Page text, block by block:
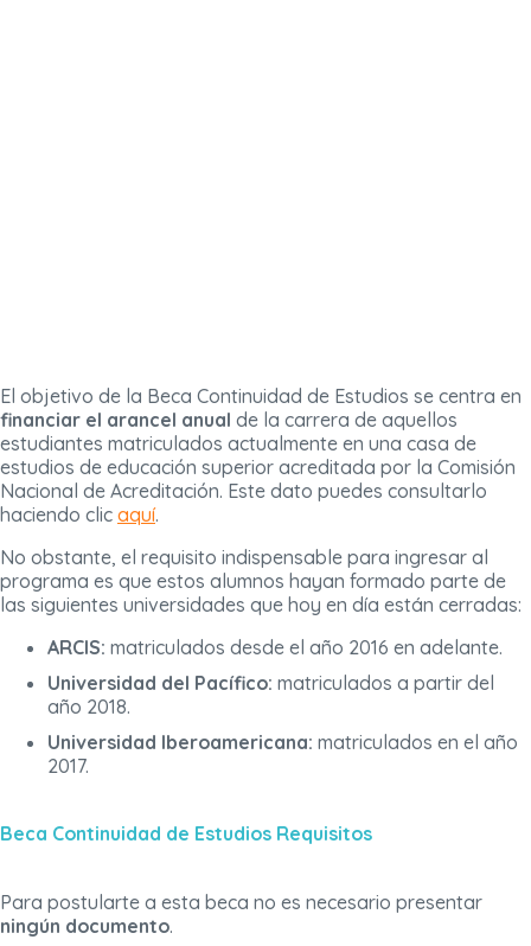
El objetivo de la Beca Continuidad de Estudios se centra en
financiar el arancel anual de la carrera de aquellos
estudiantes matriculados actualmente en una casa de
estudios de educación superior acreditada por la Comisión
Nacional de Acreditación. Este dato puedes consultarlo
haciendo clic aquí.
No obstante, el requisito indispensable para ingresar al
programa es que estos alumnos hayan formado parte de
las siguientes universidades que hoy en día están cerradas:
ARCIS: matriculados desde el año 2016 en adelante.
Universidad del Pacífico: matriculados a partir del
año 2018.
Universidad Iberoamericana: matriculados en el año
2017.
Beca Continuidad de Estudios Requisitos
Para postularte a esta beca no es necesario presentar
ningún documento.